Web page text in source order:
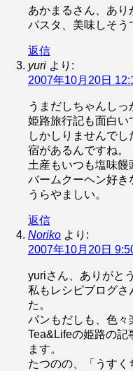
あかまるさん、あり
パスタ、美味しそ
返信
yuri より:
2007年10月20日
うまだしちゃんしっ
姫路旅行記も面白い
しかしりませんでし
宿があるんですね。
土産もいつも塩味
バームクーヘン好
うらやましい。
返信
Noriko より:
2007年10月20日
yuriさん、ありがと
私もレシピブログさ
た。
パンもだしも、色々
Tea&Lifeの姫路の記
ます。
たつのの、「うす